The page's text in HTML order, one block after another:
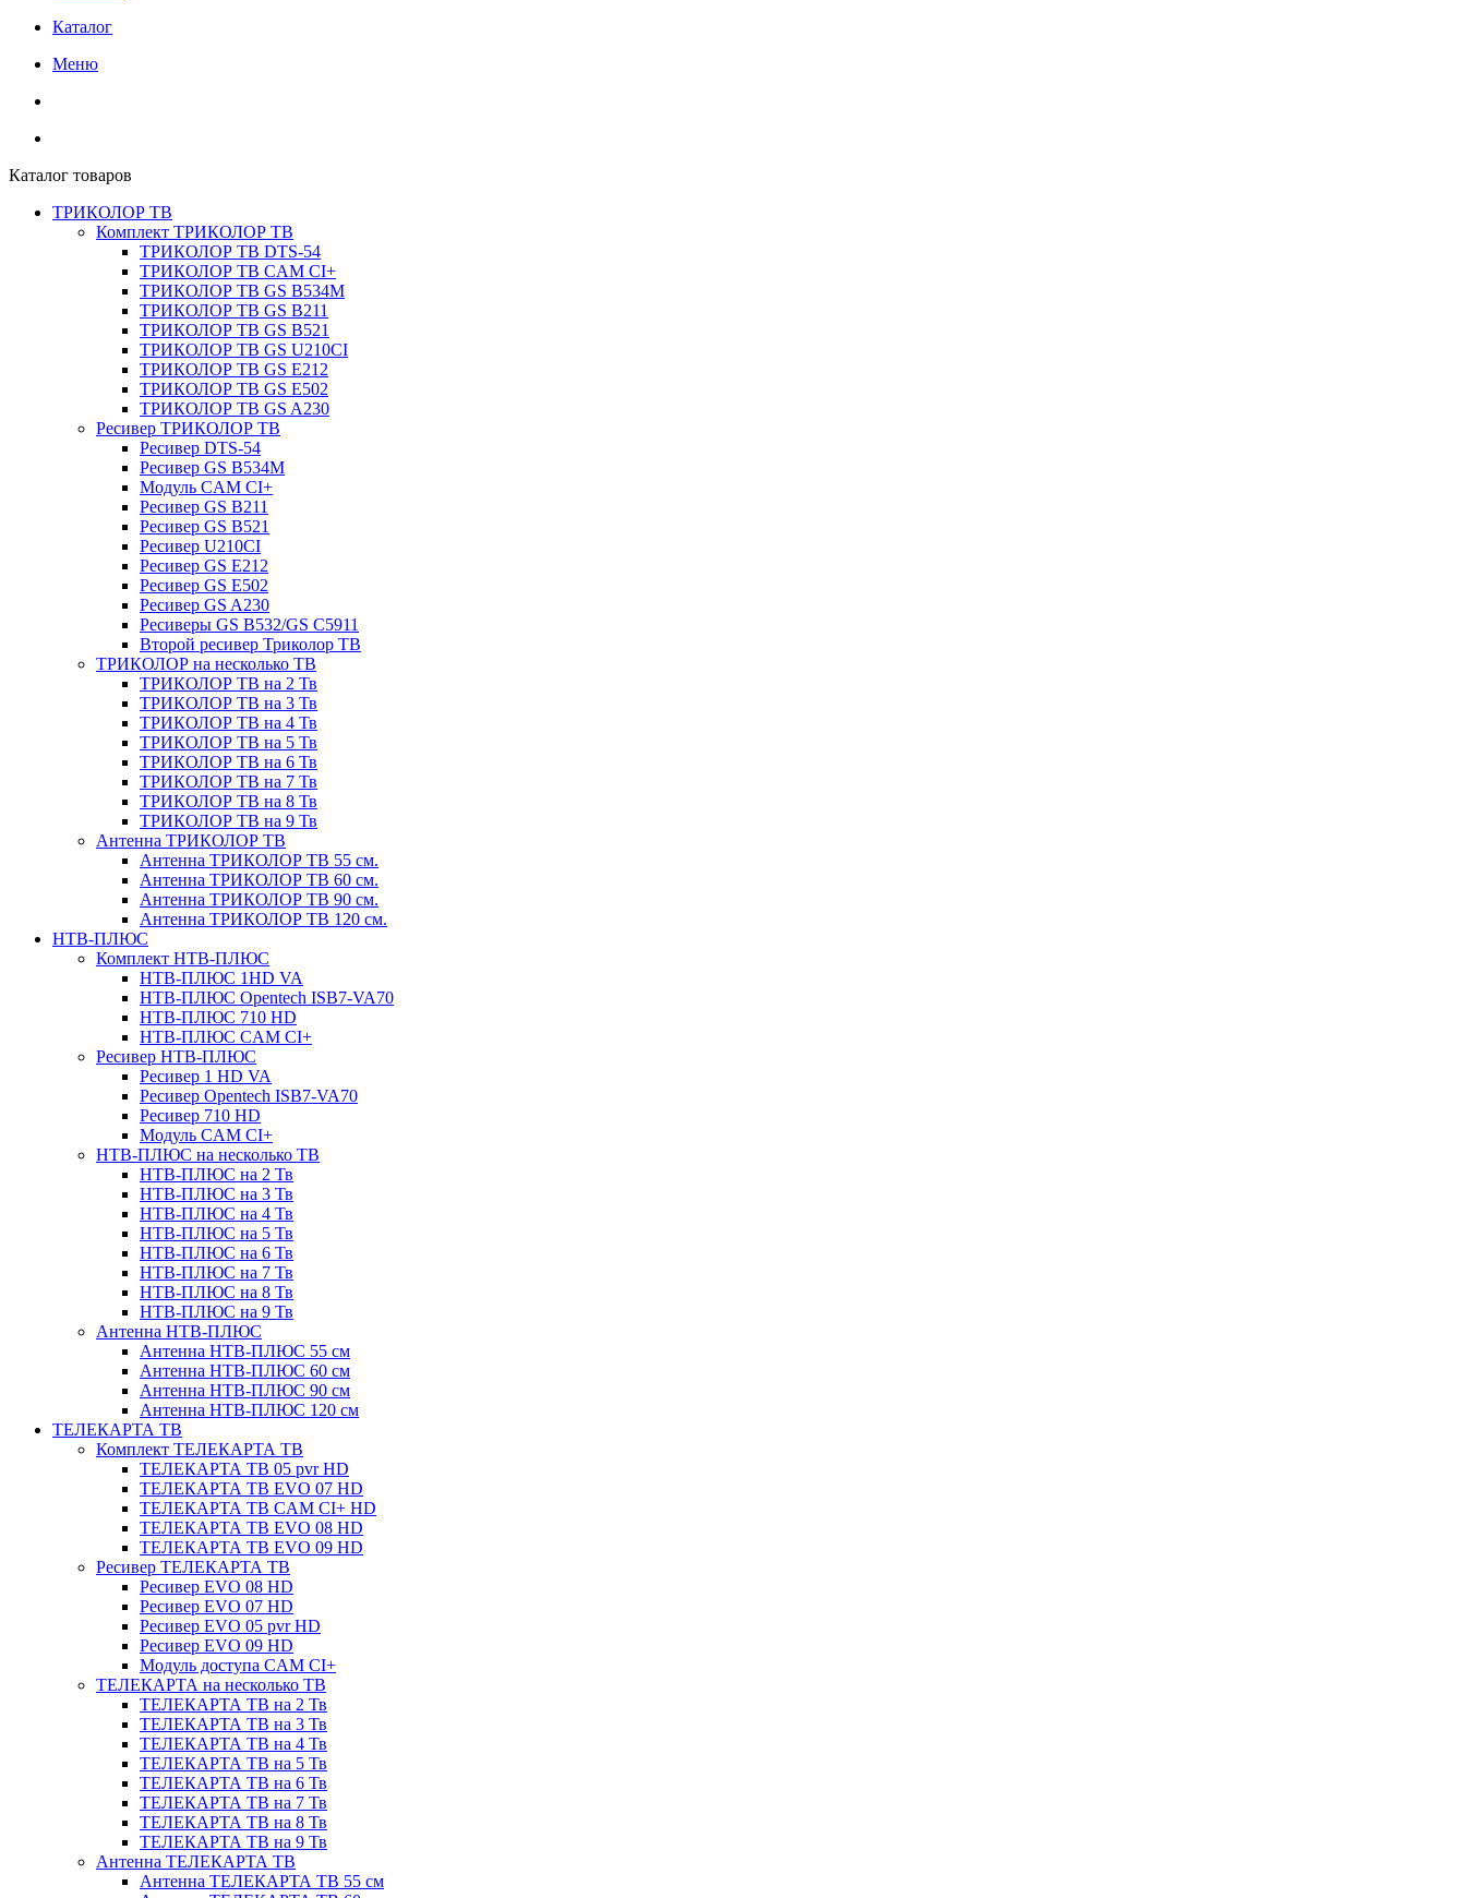
Каталог
Меню
Каталог товаров
ТРИКОЛОР ТВ
Комплект ТРИКОЛОР ТВ
ТРИКОЛОР ТВ DTS-54
ТРИКОЛОР ТВ CAM CI+
ТРИКОЛОР ТВ GS B534M
ТРИКОЛОР ТВ GS B211
ТРИКОЛОР ТВ GS B521
ТРИКОЛОР ТВ GS U210CI
ТРИКОЛОР ТВ GS E212
ТРИКОЛОР ТВ GS E502
ТРИКОЛОР ТВ GS A230
Ресивер ТРИКОЛОР ТВ
Ресивер DTS-54
Ресивер GS B534M
Модуль CAM CI+
Ресивер GS B211
Ресивер GS B521
Ресивер U210CI
Ресивер GS E212
Ресивер GS E502
Ресивер GS A230
Ресиверы GS B532/GS C5911
Второй ресивер Триколор ТВ
ТРИКОЛОР на несколько ТВ
ТРИКОЛОР ТВ на 2 Тв
ТРИКОЛОР ТВ на 3 Тв
ТРИКОЛОР ТВ на 4 Тв
ТРИКОЛОР ТВ на 5 Тв
ТРИКОЛОР ТВ на 6 Тв
ТРИКОЛОР ТВ на 7 Тв
ТРИКОЛОР ТВ на 8 Тв
ТРИКОЛОР ТВ на 9 Тв
Антенна ТРИКОЛОР ТВ
Антенна ТРИКОЛОР ТВ 55 см.
Антенна ТРИКОЛОР ТВ 60 см.
Антенна ТРИКОЛОР ТВ 90 см.
Антенна ТРИКОЛОР ТВ 120 см.
НТВ-ПЛЮС
Комплект НТВ-ПЛЮС
НТВ-ПЛЮС 1HD VA
НТВ-ПЛЮС Opentech ISB7-VA70
НТВ-ПЛЮС 710 HD
НТВ-ПЛЮС CAM CI+
Ресивер НТВ-ПЛЮС
Ресивер 1 HD VA
Ресивер Opentech ISB7-VA70
Ресивер 710 HD
Модуль CAM CI+
НТВ-ПЛЮС на несколько ТВ
НТВ-ПЛЮС на 2 Тв
НТВ-ПЛЮС на 3 Тв
НТВ-ПЛЮС на 4 Тв
НТВ-ПЛЮС на 5 Тв
НТВ-ПЛЮС на 6 Тв
НТВ-ПЛЮС на 7 Тв
НТВ-ПЛЮС на 8 Тв
НТВ-ПЛЮС на 9 Тв
Антенна НТВ-ПЛЮС
Антенна НТВ-ПЛЮС 55 см
Антенна НТВ-ПЛЮС 60 см
Антенна НТВ-ПЛЮС 90 см
Антенна НТВ-ПЛЮС 120 см
ТЕЛЕКАРТА ТВ
Комплект ТЕЛЕКАРТА ТВ
ТЕЛЕКАРТА ТВ 05 pvr HD
ТЕЛЕКАРТА ТВ EVO 07 HD
ТЕЛЕКАРТА ТВ CAM CI+ HD
ТЕЛЕКАРТА ТВ EVO 08 HD
ТЕЛЕКАРТА ТВ EVO 09 HD
Ресивер ТЕЛЕКАРТА ТВ
Ресивер EVO 08 HD
Ресивер EVO 07 HD
Ресивер EVO 05 pvr HD
Ресивер EVO 09 HD
Модуль доступа CAM CI+
ТЕЛЕКАРТА на несколько ТВ
ТЕЛЕКАРТА ТВ на 2 Тв
ТЕЛЕКАРТА ТВ на 3 Тв
ТЕЛЕКАРТА ТВ на 4 Тв
ТЕЛЕКАРТА ТВ на 5 Тв
ТЕЛЕКАРТА ТВ на 6 Тв
ТЕЛЕКАРТА ТВ на 7 Тв
ТЕЛЕКАРТА ТВ на 8 Тв
ТЕЛЕКАРТА ТВ на 9 Тв
Антенна ТЕЛЕКАРТА ТВ
Антенна ТЕЛЕКАРТА ТВ 55 см